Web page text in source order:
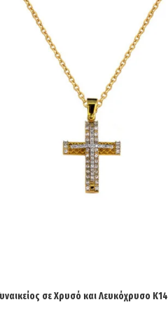
σε Χρυσό και Λευκόχρυσο Κ14